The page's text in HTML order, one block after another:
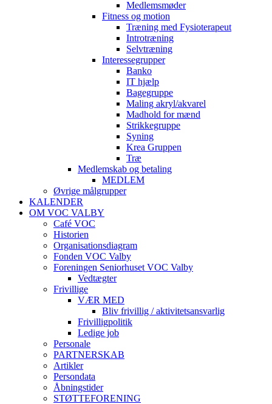
Medlemsmøder
Fitness og motion
Træning med Fysioterapeut
Introtræning
Selvtræning
Interessegrupper
Banko
IT hjælp
Bagegruppe
Maling akryl/akvarel
Madhold for mænd
Strikkegruppe
Syning
Krea Gruppen
Træ
Medlemskab og betaling
MEDLEM
Øvrige målgrupper
KALENDER
OM VOC VALBY
Café VOC
Historien
Organisationsdiagram
Fonden VOC Valby
Foreningen Seniorhuset VOC Valby
Vedtægter
Frivillige
VÆR MED
Bliv frivillig / aktivitetsansvarlig
Frivilligpolitik
Ledige job
Personale
PARTNERSKAB
Artikler
Persondata
Åbningstider
STØTTEFORENING